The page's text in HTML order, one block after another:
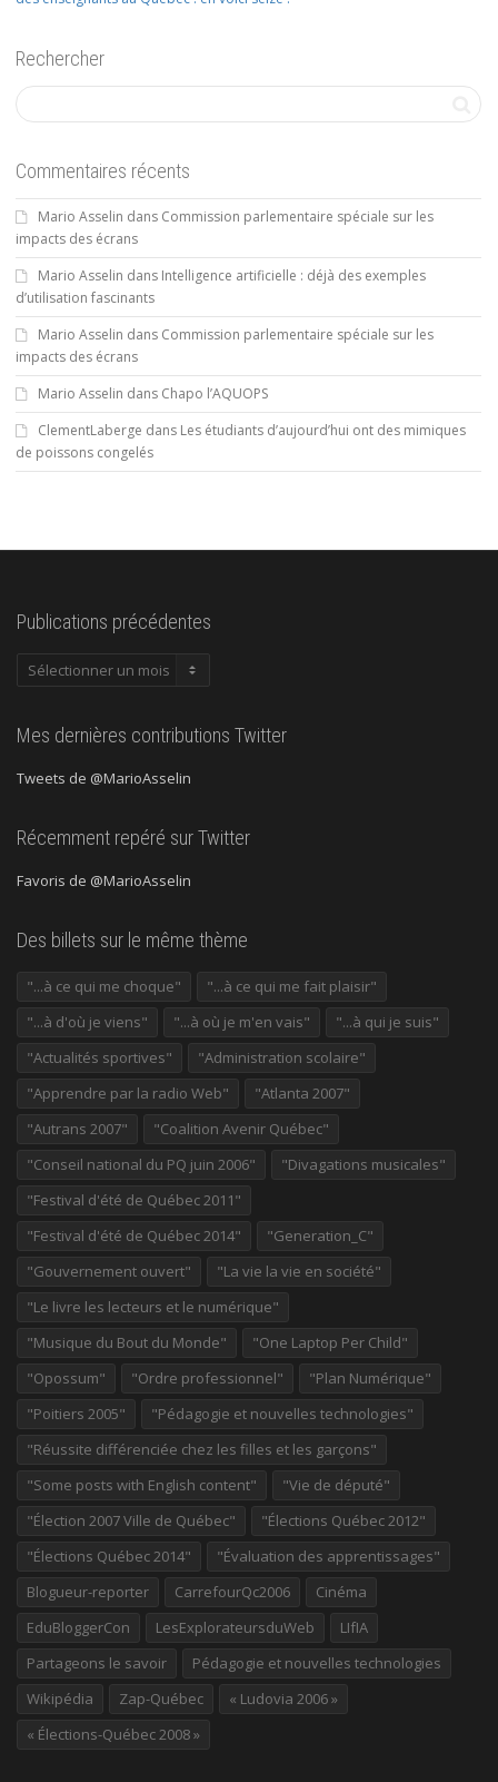
Rechercher
Commentaires récents
Mario Asselin dans Commission parlementaire spéciale sur les
impacts des écrans
Mario Asselin dans Intelligence artificielle : déjà des exemples
d’utilisation fascinants
Mario Asselin dans Commission parlementaire spéciale sur les
impacts des écrans
Mario Asselin dans Chapo l’AQUOPS
ClementLaberge dans Les étudiants d’aujourd’hui ont des mimiques
de poissons congelés
Publications précédentes
Publications
Mes dernières contributions Twitter
Tweets de @MarioAsselin
Récemment repéré sur Twitter
Favoris de @MarioAsselin
Des billets sur le même thème
"...à ce qui me choque"
"...à ce qui me fait plaisir"
"...à d'où je viens"
"...à où je m'en vais"
"...à qui je suis"
"Actualités sportives"
"Administration scolaire"
"Apprendre par la radio Web"
"Atlanta 2007"
"Autrans 2007"
"Coalition Avenir Québec"
"Conseil national du PQ juin 2006"
"Divagations musicales"
"Festival d'été de Québec 2011"
"Festival d'été de Québec 2014"
"Generation_C"
"Gouvernement ouvert"
"La vie la vie en société"
"Le livre les lecteurs et le numérique"
"Musique du Bout du Monde"
"One Laptop Per Child"
"Opossum"
"Ordre professionnel"
"Plan Numérique"
"Poitiers 2005"
"Pédagogie et nouvelles technologies"
"Réussite différenciée chez les filles et les garçons"
"Some posts with English content"
"Vie de député"
"Élection 2007 Ville de Québec"
"Élections Québec 2012"
"Élections Québec 2014"
"Évaluation des apprentissages"
Blogueur-reporter
CarrefourQc2006
Cinéma
EduBloggerCon
LesExplorateursduWeb
LIfIA
Partageons le savoir
Pédagogie et nouvelles technologies
Wikipédia
Zap-Québec
« Ludovia 2006 »
« Élections-Québec 2008 »